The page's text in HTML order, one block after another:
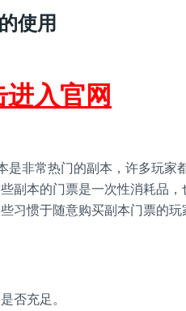
使用
进入官网
是非常热门的副本，许多玩家
副本的门票是一次性消耗品
习惯于随意购买副本门票的
否充足。